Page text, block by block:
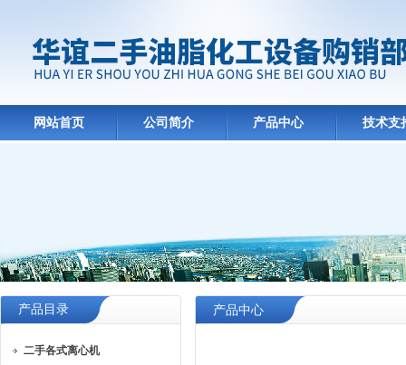
网站首页 公司简介 产品中心 技术支
产品目录
二手各式离心机
产品中心